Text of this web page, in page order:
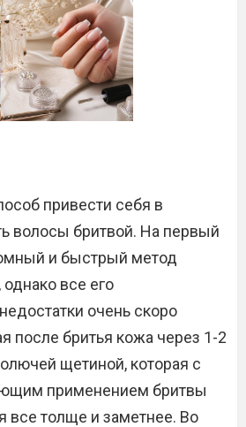
привести себя в
волосы бритвой. На первый
и быстрый метод
все его
очень скоро
после бритья кожа через 1-2
щетиной, которая с
применением бритвы
все толще и заметнее. Во